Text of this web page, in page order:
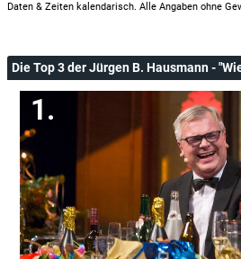
Daten & Zeiten kalendarisch. Alle Angaben ohne
Die Top 3 der Jürgen B. Hausmann -